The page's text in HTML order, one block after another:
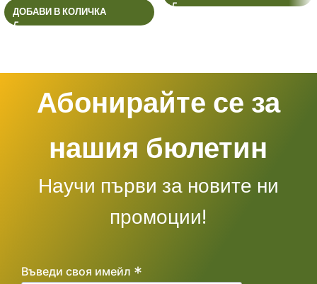
16
ДОБАВИ В КОЛИЧКА
Абонирайте се за
нашия бюлетин
Научи първи за новите ни
промоции!
Въведи своя имейл *